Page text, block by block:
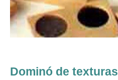
Dominó de texturas